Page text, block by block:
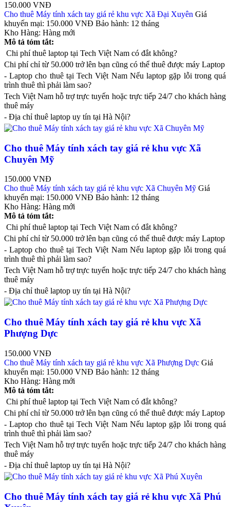
150.000 VNĐ
Cho thuê Máy tính xách tay giá rẻ khu vực Xã Đại Xuyên Giá
khuyến mại: 150.000 VNĐ Bảo hành: 12 tháng
Kho Hàng: Hàng mới
Mô tả tóm tắt:
Chi phí thuê laptop tại Tech Việt Nam có đắt không?
Chi phí chỉ từ 50.000 trở lên bạn cũng có thể thuê được máy Laptop
- Laptop cho thuê tại Tech Việt Nam Nếu laptop gặp lỗi trong quá
trình thuê thì phải làm sao?
Tech Việt Nam hỗ trợ trực tuyến hoặc trực tiếp 24/7 cho khách hàng
thuê máy
- Địa chỉ thuê laptop uy tín tại Hà Nội?
Cho thuê Máy tính xách tay giá rẻ khu vực Xã
Chuyên Mỹ
150.000 VNĐ
Cho thuê Máy tính xách tay giá rẻ khu vực Xã Chuyên Mỹ Giá
khuyến mại: 150.000 VNĐ Bảo hành: 12 tháng
Kho Hàng: Hàng mới
Mô tả tóm tắt:
Chi phí thuê laptop tại Tech Việt Nam có đắt không?
Chi phí chỉ từ 50.000 trở lên bạn cũng có thể thuê được máy Laptop
- Laptop cho thuê tại Tech Việt Nam Nếu laptop gặp lỗi trong quá
trình thuê thì phải làm sao?
Tech Việt Nam hỗ trợ trực tuyến hoặc trực tiếp 24/7 cho khách hàng
thuê máy
- Địa chỉ thuê laptop uy tín tại Hà Nội?
Cho thuê Máy tính xách tay giá rẻ khu vực Xã
Phượng Dực
150.000 VNĐ
Cho thuê Máy tính xách tay giá rẻ khu vực Xã Phượng Dực Giá
khuyến mại: 150.000 VNĐ Bảo hành: 12 tháng
Kho Hàng: Hàng mới
Mô tả tóm tắt:
Chi phí thuê laptop tại Tech Việt Nam có đắt không?
Chi phí chỉ từ 50.000 trở lên bạn cũng có thể thuê được máy Laptop
- Laptop cho thuê tại Tech Việt Nam Nếu laptop gặp lỗi trong quá
trình thuê thì phải làm sao?
Tech Việt Nam hỗ trợ trực tuyến hoặc trực tiếp 24/7 cho khách hàng
thuê máy
- Địa chỉ thuê laptop uy tín tại Hà Nội?
Cho thuê Máy tính xách tay giá rẻ khu vực Xã Phú